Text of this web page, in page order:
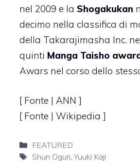
nel 2009 e la Shogakukan
decimo nella classifica di
della Takarajimasha Inc.
quinti Manga Taisho
Awars nel corso dello
[ Fonte | ANN ]
[ Fonte | Wikipedia ]
Categorie
FEATURED
Tag
Shun Oguri,Yuuki Kaji